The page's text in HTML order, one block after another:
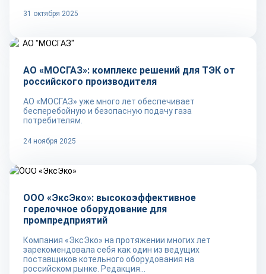
31 октября 2025
АО «МОСГАЗ»: комплекс решений для ТЭК от
российского производителя
АО «МОСГАЗ» уже много лет обеспечивает
бесперебойную и безопасную подачу газа
потребителям.
24 ноября 2025
ООО «ЭксЭко»: высокоэффективное
горелочное оборудование для
промпредприятий
Компания «ЭксЭко» на протяжении многих лет
зарекомендовала себя как один из ведущих
поставщиков котельного оборудования на
российском рынке. Редакция...